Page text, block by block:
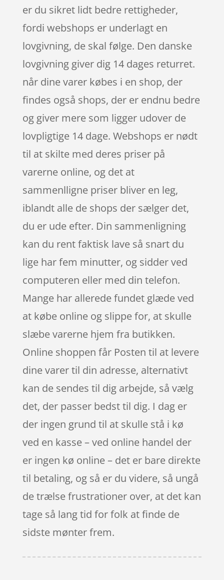
er du sikret lidt bedre rettigheder,
fordi webshops er underlagt en
lovgivning, de skal følge. Den danske
lovgivning giver dig 14 dages returret.
når dine varer købes i en shop, der
findes også shops, der er endnu bedre
og giver mere som ligger udover de
lovpligtige 14 dage. Webshops er nødt
til at skilte med deres priser på
varerne online, og det at
sammenlligne priser bliver en leg,
iblandt alle de shops der sælger det,
du er ude efter. Din sammenligning
kan du rent faktisk lave så snart du
lige har fem minutter, og sidder ved
computeren eller med din telefon.
Mange har allerede fundet glæde ved
at købe online og slippe for, at skulle
slæbe varerne hjem fra butikken.
Online shoppen får Posten til at levere
dine varer til din adresse, alternativt
kan de sendes til dig arbejde, så vælg
det, der passer bedst til dig. I dag er
der ingen grund til at skulle stå i kø
ved en kasse – ved online handel der
er ingen kø online – det er bare direkte
til betaling, og så er du videre, så ungå
de trælse frustrationer over, at det kan
tage så lang tid for folk at finde de
sidste mønter frem.